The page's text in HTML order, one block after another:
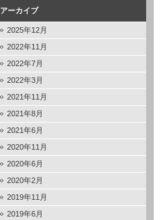
アーカイブ
2025年12月
2022年11月
2022年7月
2022年3月
2021年11月
2021年8月
2021年6月
2020年11月
2020年6月
2020年2月
2019年11月
2019年6月